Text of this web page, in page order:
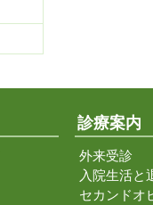
診療案内
外来受診
入院生活と
セカンドオ